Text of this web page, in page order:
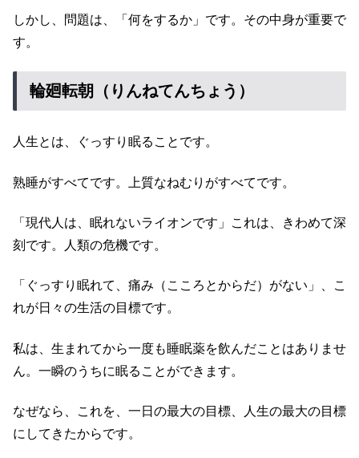
しかし、問題は、「何をするか」です。その中身が重要で
す。
輪廻転朝（りんねてんちょう）
人生とは、ぐっすり眠ることです。
熟睡がすべてです。上質なねむりがすべてです。
「現代人は、眠れないライオンです」これは、きわめて深
刻です。人類の危機です。
「ぐっすり眠れて、痛み（こころとからだ）がない」、こ
れが日々の生活の目標です。
私は、生まれてから一度も睡眠薬を飲んだことはありませ
ん。一瞬のうちに眠ることができます。
なぜなら、これを、一日の最大の目標、人生の最大の目標
にしてきたからです。